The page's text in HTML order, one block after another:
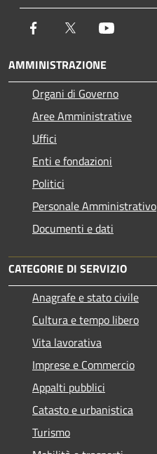
Facebook Twitter
AMMINISTRAZIONE
Organi di Governo
Aree Amministrative
Uffici
Enti e fondazioni
Politici
Personale Amministrativo
Documenti e dati
CATEGORIE DI SERVIZIO
Anagrafe e stato civile
Cultura e tempo libero
Vita lavorativa
Imprese e Commercio
Appalti pubblici
Catasto e urbanistica
Turismo